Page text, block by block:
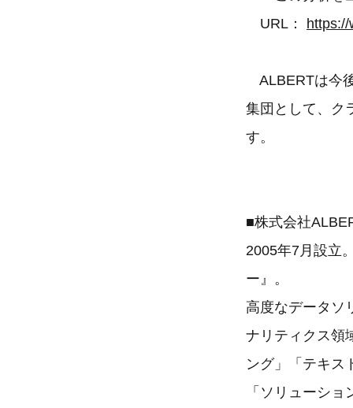
URL：
ALBERTは今
集団として、ク
す。
■株式会社
2005年7月設立
ー』。
高度なデータソ
ナリティクス領
ング」「テキス
「ソリューシ